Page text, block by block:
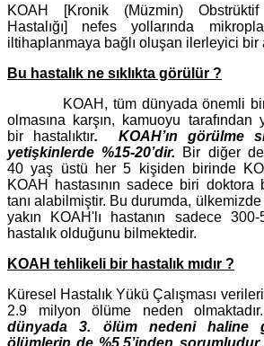
KOAH [Kronik (Müzmin) Obstrüktif
Hastalığı] nefes yollarında
iltihaplanmaya bağlı oluşan ilerleyici bir
Bu hastalık ne sıklıkta görülür ?
KOAH, tüm dünyada önemli bir
olmasına karşın, kamuoyu tarafından
bir hastalıktır. KOAH’ın görülme
yetişkinlerde %15-20’dir. Bir diğer
40 yaş üstü her 5 kişiden birinde
KOAH hastasının sadece biri doktora
tanı alabilmiştir. Bu durumda,
yakın KOAH'lı hastanın sadece
hastalık olduğunu bilmektedir.
KOAH tehlikeli bir hastalık mıdır ?
Küresel Hastalık Yükü Çalışması
2.9 milyon ölüme neden
dünyada 3. ölüm nedeni haline